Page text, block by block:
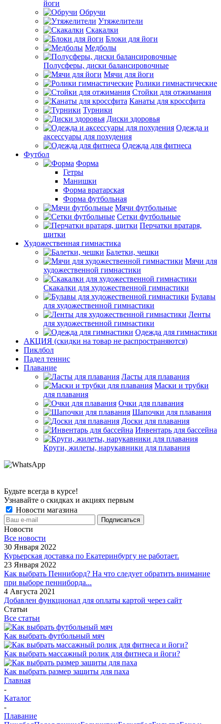
йоги
Обручи
Утяжелители
Скакалки
Блоки для йоги
Медболы
Полусферы, диски балансировочные
Мячи для йоги
Ролики гимнастические
Стойки для отжимания
Канаты для кроссфита
Турники
Диски здоровья
Одежда и
аксессуары для похудения
Одежда для фитнеса
Футбол
Форма
Гетры
Манишки
Форма вратарская
Форма футбольная
Мячи футбольные
Сетки футбольные
Перчатки вратаря,
щитки
Художественная гимнастика
Балетки, чешки
Мячи для
художественной гимнастики
Скакалки для художественной гимнастики
Булавы
для художественной гимнастики
Ленты
для художественной гимнастики
Одежда для гимнастики
АКЦИЯ (скидки на товар не распространяются)
Пиклбол
Падел теннис
Плавание
Ласты для плавания
Маски и трубки
для плавания
Очки для плавания
Шапочки для плавания
Доски для плавания
Инвентарь для бассейна
Круги, жилеты, нарукавники для плавания
Будьте всегда в курсе!
Узнавайте о скидках и акциях первым
Новости магазина
Новости
Все новости
30 Января 2022
Курьерская доставка по Екатеринбургу не работает.
23 Января 2022
Как выбрать Пенниборд? На что следует обратить внимание
при выборе пенниборда...
4 Августа 2021
Добавлен функционал для оплаты картой через сайт
Статьи
Все статьи
Как выбрать футбольный мяч
Как выбрать массажный ролик для фитнеса и йоги?
Как выбрать размер защиты для паха
Главная
-
Каталог
-
Плавание